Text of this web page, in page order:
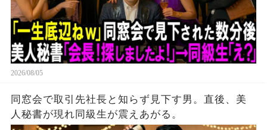
2026/08/05
同窓会で取引先社長と知らず見下す男。直後、美
人秘書が現れ同級生が震えあがる。